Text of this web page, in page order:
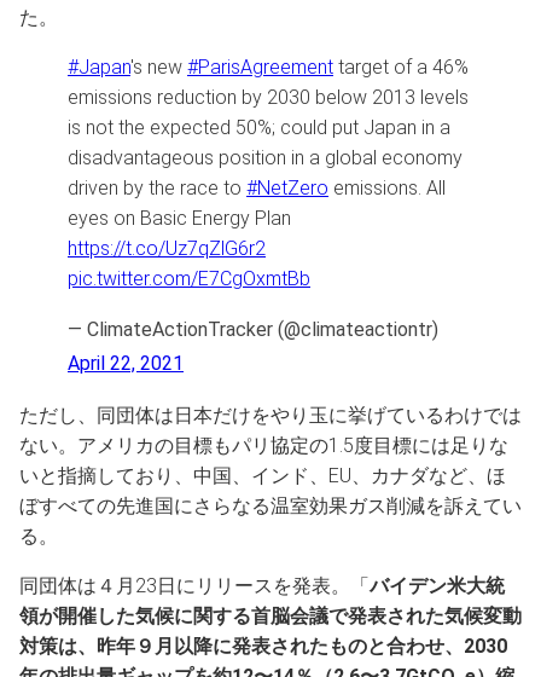
た。
#Japan's new #ParisAgreement target of a 46%
emissions reduction by 2030 below 2013 levels
is not the expected 50%; could put Japan in a
disadvantageous position in a global economy
driven by the race to #NetZero emissions. All
eyes on Basic Energy Plan
https://t.co/Uz7qZlG6r2
pic.twitter.com/E7CgOxmtBb
— ClimateActionTracker (@climateactiontr)
April 22, 2021
ただし、同団体は日本だけをやり玉に挙げているわけでは
ない。アメリカの目標もパリ協定の1.5度目標には足りな
いと指摘しており、中国、インド、EU、カナダなど、ほ
ぼすべての先進国にさらなる温室効果ガス削減を訴えてい
る。
同団体は４月23日にリリースを発表。「バイデン米大統
領が開催した気候に関する首脳会議で発表された気候変動
対策は、昨年９月以降に発表されたものと合わせ、2030